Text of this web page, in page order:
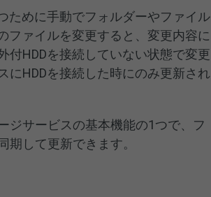
ために手動でフォルダーやファイル
ファイルを変更すると、変更内容に
付HDDを接続していない状態で変更
にHDDを接続した時にのみ更新され
ジサービスの基本機能の1つで、フ
期して更新できます。